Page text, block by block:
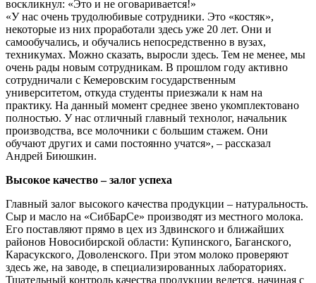
воскликнул: «Это и не оговаривается!»
«У нас очень трудолюбивые сотрудники. Это «костяк»,
некоторые из них проработали здесь уже 20 лет. Они и
самообучались, и обучались непосредственно в вузах,
техникумах. Можно сказать, выросли здесь. Тем не менее, мы
очень рады новым сотрудникам. В прошлом году активно
сотрудничали с Кемеровским государственным
университетом, откуда студенты приезжали к нам на
практику. На данный момент среднее звено укомплектовано
полностью. У нас отличный главный технолог, начальник
производства, все молочники с большим стажем. Они
обучают других и сами постоянно учатся», – рассказал
Андрей Биюшкин.
Высокое качество – залог успеха
Главный залог высокого качества продукции – натуральность.
Сыр и масло на «СибБарСе» производят из местного молока.
Его поставляют прямо в цех из Здвинского и ближайших
районов Новосибирской области: Купинского, Баганского,
Карасукского, Доволенского. При этом молоко проверяют
здесь же, на заводе, в специализированных лабораториях.
Тщательный контроль качества продукции ведется, начиная с